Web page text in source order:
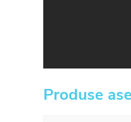
Produse